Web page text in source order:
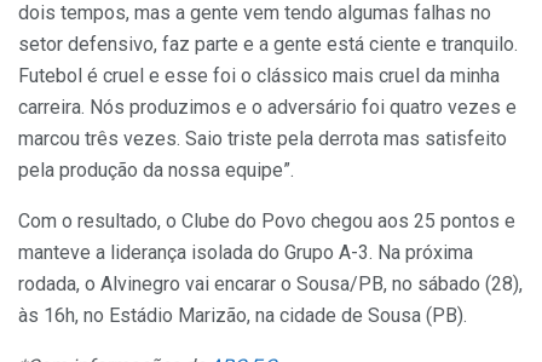
dois tempos, mas a gente vem tendo algumas falhas no
setor defensivo, faz parte e a gente está ciente e tranquilo.
Futebol é cruel e esse foi o clássico mais cruel da minha
carreira. Nós produzimos e o adversário foi quatro vezes e
marcou três vezes. Saio triste pela derrota mas satisfeito
pela produção da nossa equipe”.
Com o resultado, o Clube do Povo chegou aos 25 pontos e
manteve a liderança isolada do Grupo A-3. Na próxima
rodada, o Alvinegro vai encarar o Sousa/PB, no sábado (28),
às 16h, no Estádio Marizão, na cidade de Sousa (PB).